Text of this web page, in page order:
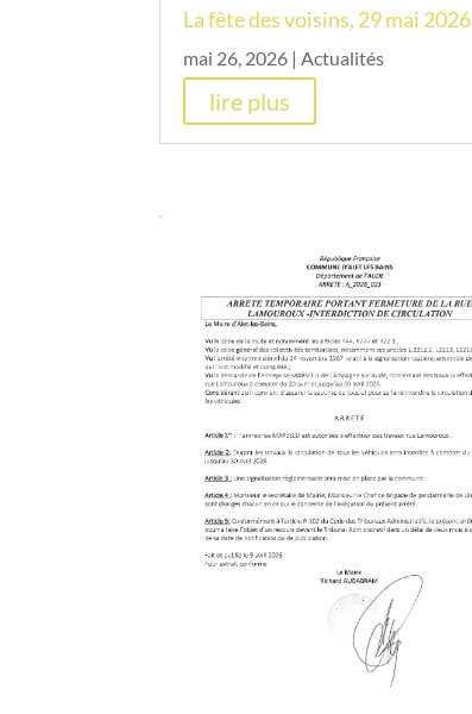
La fête des voisins, 29 mai 2026
mai 26, 2026 | Actualités
lire plus